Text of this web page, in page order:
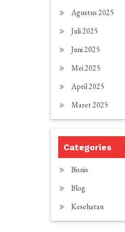
Agustus 2025
Juli 2025
Juni 2025
Mei 2025
April 2025
Maret 2025
Categories
Bisnis
Blog
Kesehatan